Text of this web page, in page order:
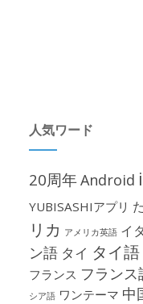
人気ワード
20周年Android
YUBISASHIアプリ
リカ アメリカ英語 イ
ン語 タイ タイ語
フランス フランス
シア語 ワンテーマ 中